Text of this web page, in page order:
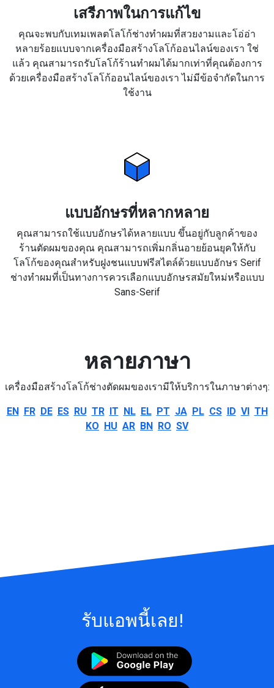
เสรีภาพในการแก้ไข
คุณจะพบกับเทมเพลตโลโก้ช่างทำผมที่สวยงามและโอ่อ่า
หลายร้อยแบบจากเครื่องมือสร้างโลโก้ออนไลน์ของเรา ใช่
แล้ว คุณสามารถรับโลโก้ร้านทำผมได้มากเท่าที่คุณต้องการ
ด้วยเครื่องมือสร้างโลโก้ออนไลน์ของเรา ไม่มีข้อจำกัดในการ
ใช้งาน
แบบอักษรที่หลากหลาย
คุณสามารถใช้แบบอักษรได้หลายแบบ ขึ้นอยู่กับลูกค้าของ
ร้านตัดผมของคุณ คุณสามารถเพิ่มกลิ่นอายย้อนยุคให้กับ
โลโก้ของคุณสำหรับฝูงชนแบบฟรีสไตล์ด้วยแบบอักษร Serif
ช่างทำผมที่เป็นทางการควรเลือกแบบอักษรสมัยใหม่หรือแบบ
Sans-Serif
หลายภาษา
เครื่องมือสร้างโลโก้ช่างตัดผมของเรามีให้บริการในภาษาต่างๆ:
EN FR DE ES RU TR IT NL EL PT JA PL CS ID VI TH
KO HU AR BN RO SV
รับแอพนี้เลย!